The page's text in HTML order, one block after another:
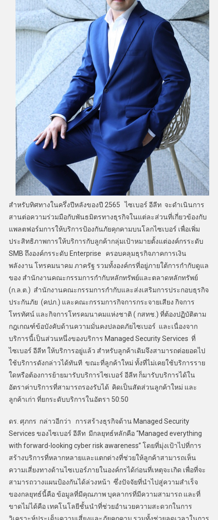
สำหรับทิศทางในครึ่งปีหลังของปี 2565 ไซเบอร์ อีลีท จะดำเนินการ
สานต่อความร่วมมือกับพันธมิตรทางธุรกิจในแต่ละส่วนที่เกี่ยวข้องกับ
แพลตฟอร์มการให้บริการป้องกันภัยคุกคามบนโลกไซเบอร์ เพื่อเพิ่ม
ประสิทธิภาพการให้บริการกับลูกค้ากลุ่มเป้าหมายตั้งแต่องค์กรระดับ
SMB ถึงองค์กรระดับ Enterprise ครอบคลุมธุรกิจภาคการเงิน
พลังงาน โทรคมนาคม ภาครัฐ รวมทั้งองค์กรที่อยู่ภายใต้การกำกับดูแล
ของ สำนักงานคณะกรรมการกำกับหลักทรัพย์และตลาดหลักทรัพย์
(ก.ล.ต.) สำนักงานคณะกรรมการกำกับและส่งเสริมการประกอบธุรกิจ
ประกันภัย (คปภ.) และคณะกรรมการกิจการกระจายเสียง กิจการ
โทรทัศน์ และกิจการโทรคมนาคมแห่งชาติ ( กสทช.) ที่ต้องปฏิบัติตาม
กฎเกณฑ์ข้อบังคับด้านความมั่นคงปลอดภัยไซเบอร์ และเนื่องจาก
บริการนี้เป็นส่วนหนึ่งของบริการ Managed Security Services ที่
ไซเบอร์ อีลีท ให้บริการอยู่แล้ว สำหรับลูกค้าเดิมจึงสามารถต่อยอดไป
ใช้บริการดังกล่าวได้ทันที ขณะที่ลูกค้าใหม่ ทั้งที่ไม่เคยใช้บริการราย
ใดหรือต้องการย้ายมารับบริการไซเบอร์ อีลีท ก็มารับบริการได้ใน
อัตราค่าบริการที่สามารถรองรับได้ คิดเป็นสัดส่วนลูกค้าใหม่ และ
ลูกค้าเก่า ที่ยกระดับบริการในอัตรา 50:50
ดร. ศุภกร กล่าวอีกว่า การสร้างธุรกิจด้าน Managed Security
Services ของไซเบอร์ อีลีท มีกลยุทธ์หลักคือ “Managed everything
with forward-looking cyber risk awareness” โดยที่มุ่งเป้าไปที่การ
สร้างบริการที่หลากหลายและแตกต่างที่ช่วยให้ลูกค้าสามารถเห็น
ความเสี่ยงทางด้านไซเบอร์ภายในองค์กรได้ก่อนที่เหตุจะเกิด เพื่อที่จะ
สามารถวางแผนป้องกันได้ล่วงหน้า ซึ่งปัจจัยที่นำไปสู่ความสำเร็จ
ของกลยุทธ์นี้คือ ข้อมูลที่มีคุณภาพ บุคลากรที่มีความสามารถ และที่
ขาดไม่ได้คือ เทคโนโลยีชั้นนำที่ช่วยอำนวยความสะดวกในการ